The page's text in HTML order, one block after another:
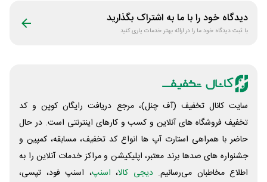
دیدگاه خود را با ما به اشتراک بگذارید
با ثبت دیدگاه خود ما را در ارائه بهتر خدمات یاری کنید
سایت کانال تخفیف (آف چنل)، مرجع دریافت رایگان کوپن و کد
تخفیف فروشگاه های آنلاین و کسب و‌ کارهای اینترنتی است. در حال
حاضر با همراهی استارت آپ ها انواع کد تخفیف، مسابقه، کمپین و
جشنواره های صدها برند معتبر، اپلیکیشن و مراکز خدمات آنلاین را به
اطلاع مخاطبان می‌رسانیم. دیجی کالا، اسنپ، اسنپ فود، تپسی،